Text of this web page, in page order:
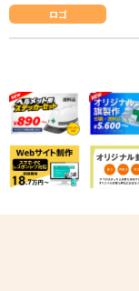
ロゴ